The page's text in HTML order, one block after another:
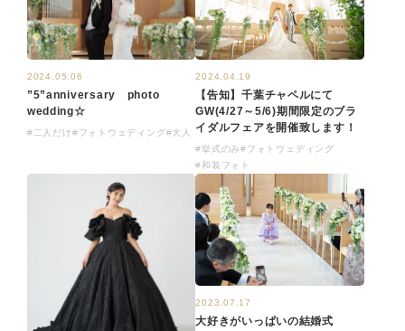
2024.05.06
”5”anniversary photo
wedding☆
#二人だけ#フォトウェディング#大人
2024.04.19
【告知】千葉チャペルにて
GW(4/27～5/6)期間限定のブラ
イダルフェアを開催致します！
#挙式のみ#フォトウェディング
#和装フォト
2023.07.17
大好きがいっぱいの結婚式